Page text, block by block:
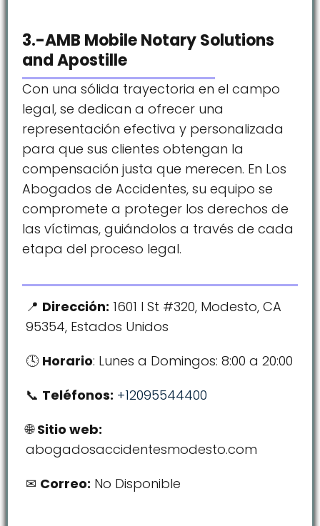
3.-AMB Mobile Notary Solutions
and Apostille
Con una sólida trayectoria en el campo
legal, se dedican a ofrecer una
representación efectiva y personalizada
para que sus clientes obtengan la
compensación justa que merecen. En Los
Abogados de Accidentes, su equipo se
compromete a proteger los derechos de
las víctimas, guiándolos a través de cada
etapa del proceso legal.
Dirección: 1601 I St #320, Modesto, CA
95354, Estados Unidos
Horario: Lunes a Domingos: 8:00 a 20:00
Teléfonos: +12095544400
Sitio web:
abogadosaccidentesmodesto.com
Correo: No Disponible